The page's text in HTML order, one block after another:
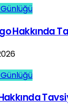
Hakkında